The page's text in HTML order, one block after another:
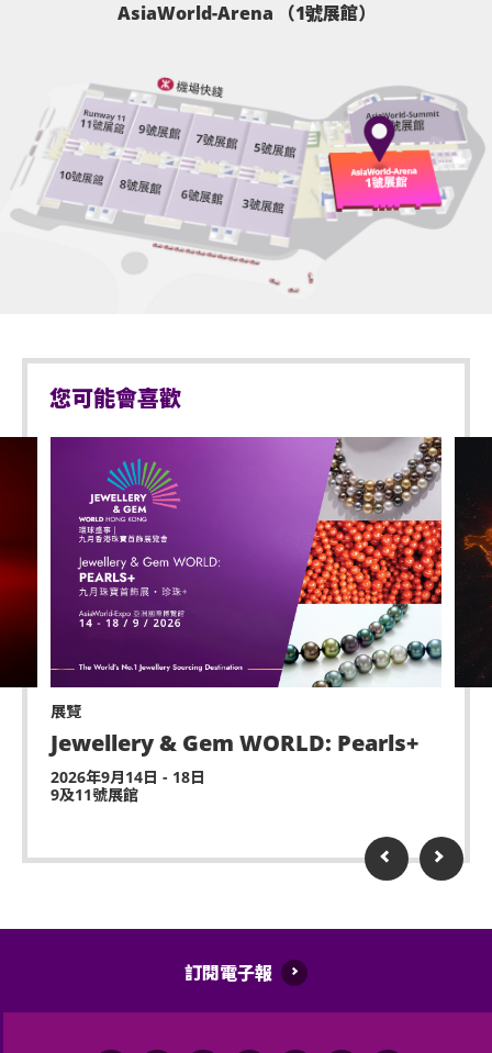
AsiaWorld-Arena （1號展館）
您可能會喜歡
展覽
Jewellery & Gem WORLD: Pearls+
2026年9月14日 - 18日
9及11號展館
訂閱電子報